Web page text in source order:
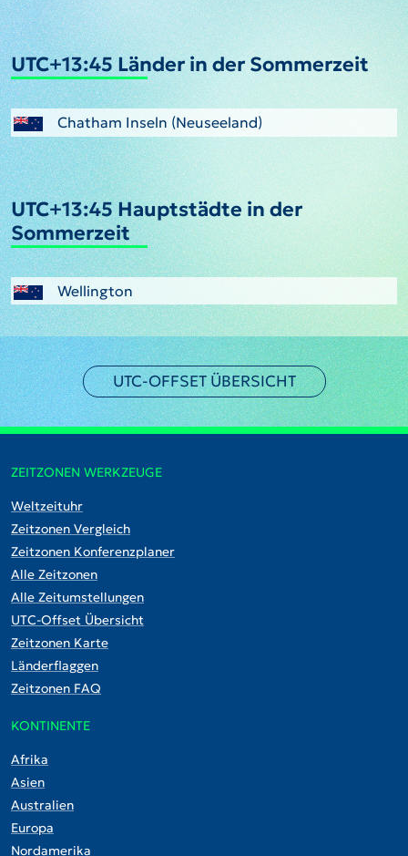
UTC+13:45 Länder in der Sommerzeit
Chatham Inseln (Neuseeland)
UTC+13:45 Hauptstädte in der
Sommerzeit
Wellington
UTC-OFFSET ÜBERSICHT
ZEITZONEN WERKZEUGE
Weltzeituhr
Zeitzonen Vergleich
Zeitzonen Konferenzplaner
Alle Zeitzonen
Alle Zeitumstellungen
UTC-Offset Übersicht
Zeitzonen Karte
Länderflaggen
Zeitzonen FAQ
KONTINENTE
Afrika
Asien
Australien
Europa
Nordamerika